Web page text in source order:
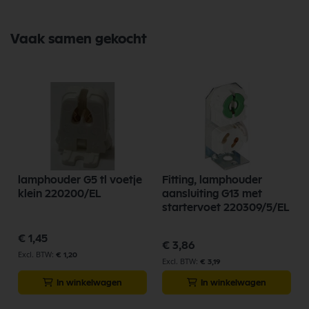
Vaak samen gekocht
lamphouder G5 tl voetje
klein 220200/EL
€ 1,45
€ 1,20
In winkelwagen
Fitting, lamphouder
aansluiting G13 met
startervoet 220309/5/EL
€ 3,86
€ 3,19
In winkelwagen